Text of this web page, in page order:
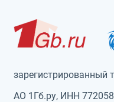
зарегистрированный
АО 1Гб.ру, ИНН